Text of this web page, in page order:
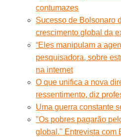
contumazes
Sucesso de Bolsonaro
crescimento global da
“Eles manipulam a
pesquisadora, sobre
na internet
O que unifica a nova
ressentimento, diz
Uma guerra constante
"Os pobres pagarão
global." Entrevista com